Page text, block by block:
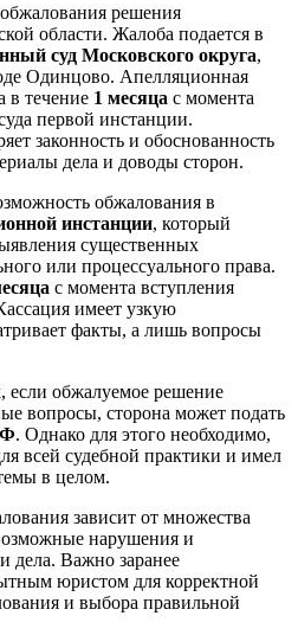
решения
области. Жалоба подается в
суд Московского округа,
Одинцово. Апелляционная
в течение 1 месяца с момента
первой инстанции.
законность и обоснованность
дела и доводы сторон.
обжалования в
инстанции, который
существенных
или процессуального права.
с момента вступления
имеет узкую
факты, а лишь вопросы
если обжалуемое решение
вопросы, сторона может подать
. Однако для этого необходимо,
всей судебной практики и имел
в целом.
зависит от множества
нарушения и
дела. Важно заранее
юристом для корректной
и выбора правильной